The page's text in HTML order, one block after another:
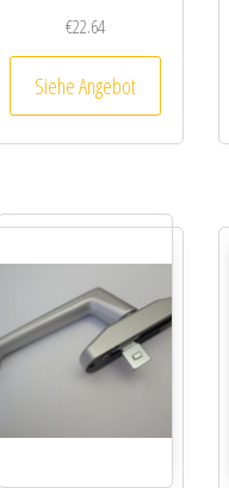
€22.64
Siehe Angebot